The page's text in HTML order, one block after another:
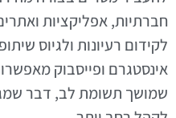
חברתיות, אפליקציות
לקידום רעיונות ולגיוס
אינסטגרם ופייסבוק
שמושך תשומת לב, דבר